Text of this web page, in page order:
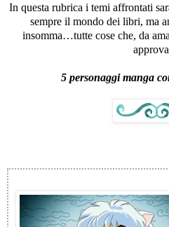
In questa rubrica i temi affrontati
sempre il mondo dei libri, ma
insomma…tutte cose che, da
5 personaggi manga